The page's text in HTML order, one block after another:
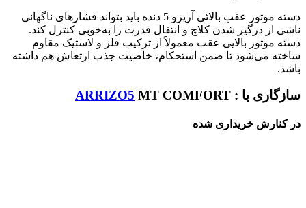
دسته موتور عقب بالائی آریزو 5 دنده باید بتواند فشارهای ناگهانی
ناشی از درگیر شدن کلاچ و انتقال قدرت را به‌خوبی کنترل کند.
دسته موتور بالایی عقب معمولاً از ترکیب فلز و لاستیک مقاوم
ساخته می‌شود تا ضمن استحکام، خاصیت جذب ارتعاش هم داشته
باشد.
سازگاری با : ARRIZO5 MT COMFORT
در کنارش خریداری شده